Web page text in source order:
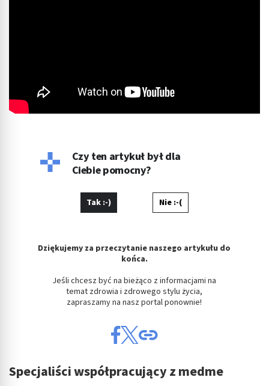
Czy ten artykuł był dla
Ciebie pomocny?
Tak :-) Nie :-(
Dziękujemy za przeczytanie naszego artykułu do
końca.
Jeśli chcesz być na bieżąco z informacjami na
temat zdrowia i zdrowego stylu życia,
zapraszamy na nasz portal ponownie!
Specjaliści współpracujący z medme